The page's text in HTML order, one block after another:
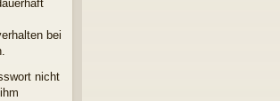
bei
nicht